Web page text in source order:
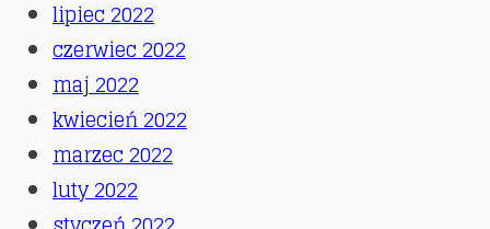
lipiec 2022
czerwiec 2022
maj 2022
kwiecień 2022
marzec 2022
luty 2022